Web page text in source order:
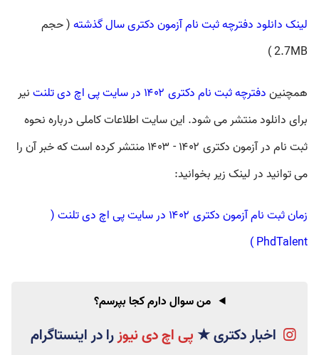
لینک دانلود دفترچه ثبت نام آزمون دکتری سال گذشته( حجم
2.7MB )
همچنیندفترچه ثبت نام دکتری ۱۴۰۲ در سایت پی اچ دی تلنت
نیر
برای دانلود منتشر می شود. این سایت اطلاعات کاملی درباره نحوه
ثبت نام در آزمون دکتری ۱۴۰۲ - ۱۴۰۳ منتشر کرده است که خبر آن را
می توانید در لینک زیر بخوانید:
زمان ثبت نام آزمون دکتری ۱۴۰۲ در سایت پی اچ دی تلنت (
PhdTalent )
من سوال دارم کجا بپرسم؟
اخبار دکتری★پی اچ دی نیوز